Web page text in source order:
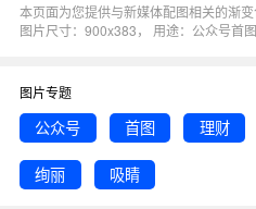
本页面为您提供与新媒体配图相关的渐
图片尺寸：900x383， 用途：公众号首图，版式：4，分辨率：72DPI，色
趣，赶快点击编辑吧！
图片专题
公众号 首图 理财
绚丽 吸睛